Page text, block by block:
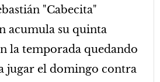
"Cabecita"
acumula su quinta
la temporada quedando
jugar el domingo contra